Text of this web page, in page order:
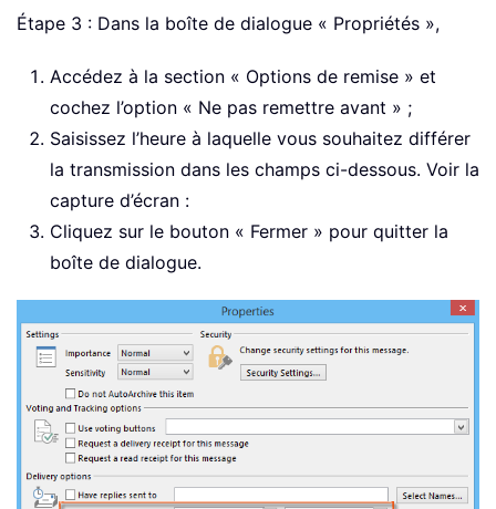
Étape 3 : Dans la boîte de dialogue « Propriétés »,
Accédez à la section « Options de remise » et
cochez l’option « Ne pas remettre avant » ;
Saisissez l’heure à laquelle vous souhaitez différer
la transmission dans les champs ci-dessous. Voir la
capture d’écran :
Cliquez sur le bouton « Fermer » pour quitter la
boîte de dialogue.